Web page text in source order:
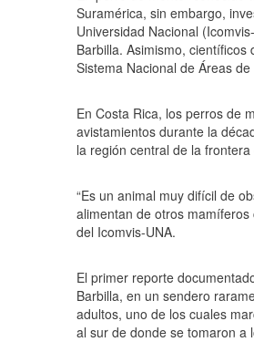
Suramérica, sin embargo,
Universidad Nacional
Barbilla. Asimismo,
Sistema Nacional de Áreas
En Costa Rica, los perros de
avistamientos durante la
la región central de la
“Es un animal muy difícil de
alimentan de otros
del Icomvis-UNA.
El primer reporte
Barbilla, en un sendero
adultos, uno de los cuales
al sur de donde se tomaron a